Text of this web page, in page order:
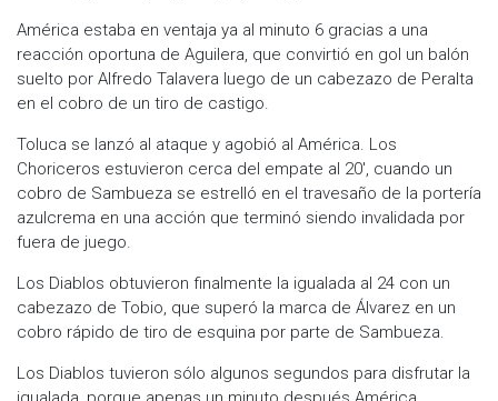
América estaba en ventaja ya al minuto 6 gracias a una
reacción oportuna de Aguilera, que convirtió en gol un balón
suelto por Alfredo Talavera luego de un cabezazo de Peralta
en el cobro de un tiro de castigo.
Toluca se lanzó al ataque y agobió al América. Los
Choriceros estuvieron cerca del empate al 20′, cuando un
cobro de Sambueza se estrelló en el travesaño de la portería
azulcrema en una acción que terminó siendo invalidada por
fuera de juego.
Los Diablos obtuvieron finalmente la igualada al 24 con un
cabezazo de Tobio, que superó la marca de Álvarez en un
cobro rápido de tiro de esquina por parte de Sambueza.
Los Diablos tuvieron sólo algunos segundos para disfrutar la